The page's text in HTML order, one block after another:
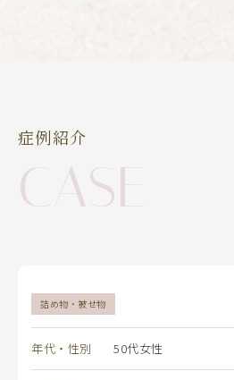
症例紹介
CASE
詰め物・被せ物
年代・性別 50代女性